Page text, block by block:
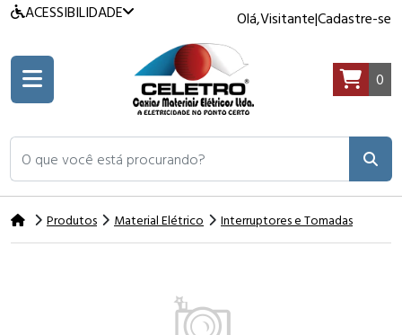
ACESSIBILIDADE Olá,Visitante|Cadastre-se
O que você está procurando?
0
Produtos Material Elétrico Interruptores e Tomadas